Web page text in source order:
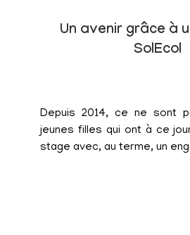
Un avenir grâce à
SolEcol
Depuis 2014, ce ne sont
jeunes filles qui ont à ce
stage avec, au terme, un